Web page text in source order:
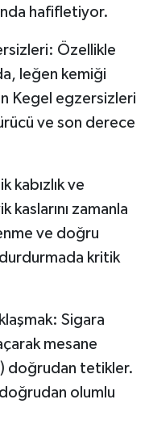
hafifletiyor.
Özellikle
leğen kemiği
Kegel egzersizleri
ve son derece
kabızlık ve
kaslarını zamanla
ve doğru
durdurmada kritik
Sigara
mesane
doğrudan tetikler.
doğrudan olumlu